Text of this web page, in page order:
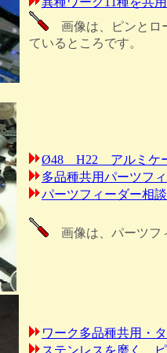
画像は、ピンとロ
ているところです。
Ø48 H22 アルミケー
多品種共用パーツフ
パーツフィーダー相
画像は、パーツフ
ワーク多品種共用・
ステンレスを磨く、